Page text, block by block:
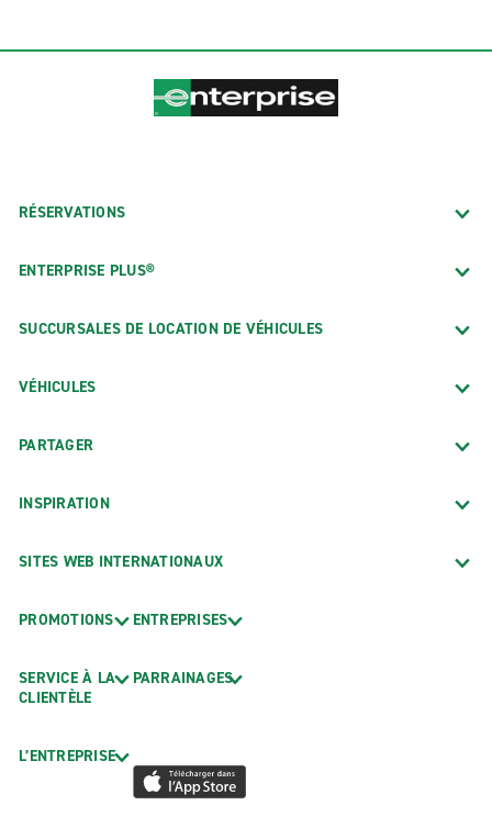
RÉSERVATIONS
ENTERPRISE PLUS®
SUCCURSALES DE LOCATION DE VÉHICULES
VÉHICULES
PARTAGER
INSPIRATION
SITES WEB INTERNATIONAUX
PROMOTIONS
SERVICE À LA
CLIENTÈLE
L’ENTREPRISE
ENTREPRISES
PARRAINAGES